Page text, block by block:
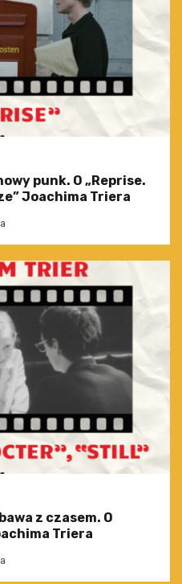
punk. O „Reprise.
Joachima Triera
z czasem. O
Triera